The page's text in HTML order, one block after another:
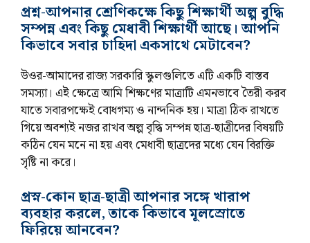
প্রশ্ন-আপনার শ্রেণিকক্ষে কিছু শিক্ষার্থী অল্প বুদ্ধি
সম্পন্ন এবং কিছু মেধাবী শিক্ষার্থী আছে। আপনি
কিভাবে সবার চাহিদা একসাথে মেটাবেন?
উওর-আমাদের রাজ্য সরকারি স্কুলগুলিতে এটি একটি বাস্তব
সমস্যা। এই ক্ষেত্রে আমি শিক্ষণের মাত্রাটি এমনভাবে তৈরী করব
যাতে সবারপক্ষেই বোধগম্য ও নান্দনিক হয়। মাত্রা ঠিক রাখতে
গিয়ে অবশ্যই নজর রাখব অল্প বৃদ্ধি সম্পন্ন ছাত্র-ছাত্রীদের বিষয়টি
কঠিন যেন মনে না হয় এবং মেধাবী ছাত্রদের মধ্যে যেন বিরক্তি
সৃষ্টি না করে।
প্রস্ন-কোন ছাত্র-ছাত্রী আপনার সঙ্গে খারাপ
ব্যবহার করলে, তাকে কিভাবে মূলস্রোতে
ফিরিয়ে আনবেন?